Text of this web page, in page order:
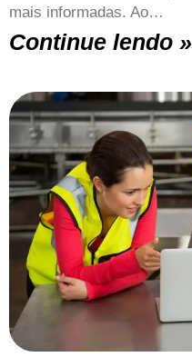
mais informadas. Ao…
Continue lendo »